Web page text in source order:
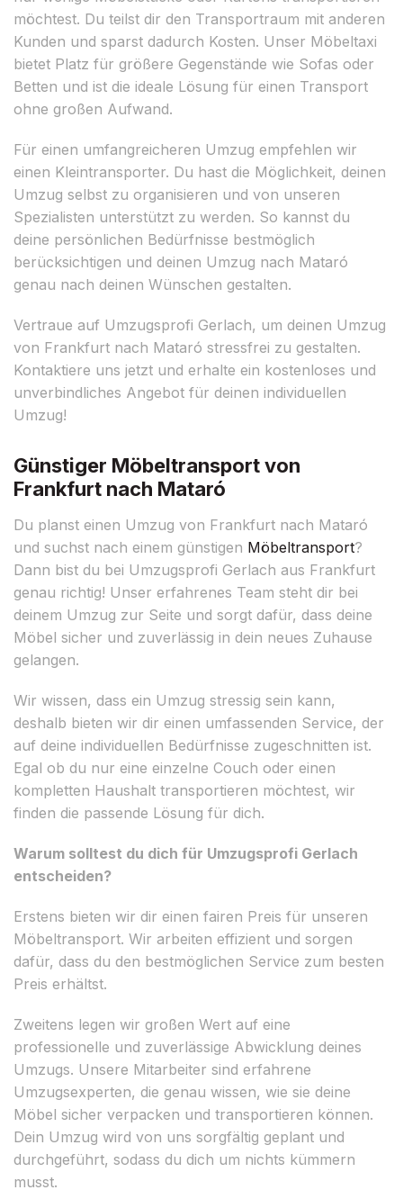
möchtest. Du teilst dir den Transportraum mit anderen
Kunden und sparst dadurch Kosten. Unser Möbeltaxi
bietet Platz für größere Gegenstände wie Sofas oder
Betten und ist die ideale Lösung für einen Transport
ohne großen Aufwand.
Für einen umfangreicheren Umzug empfehlen wir
einen Kleintransporter. Du hast die Möglichkeit, deinen
Umzug selbst zu organisieren und von unseren
Spezialisten unterstützt zu werden. So kannst du
deine persönlichen Bedürfnisse bestmöglich
berücksichtigen und deinen Umzug nach Mataró
genau nach deinen Wünschen gestalten.
Vertraue auf Umzugsprofi Gerlach, um deinen Umzug
von Frankfurt nach Mataró stressfrei zu gestalten.
Kontaktiere uns jetzt und erhalte ein kostenloses und
unverbindliches Angebot für deinen individuellen
Umzug!
Günstiger Möbeltransport von
Frankfurt nach Mataró
Du planst einen Umzug von Frankfurt nach Mataró
und suchst nach einem günstigen Möbeltransport?
Dann bist du bei Umzugsprofi Gerlach aus Frankfurt
genau richtig! Unser erfahrenes Team steht dir bei
deinem Umzug zur Seite und sorgt dafür, dass deine
Möbel sicher und zuverlässig in dein neues Zuhause
gelangen.
Wir wissen, dass ein Umzug stressig sein kann,
deshalb bieten wir dir einen umfassenden Service, der
auf deine individuellen Bedürfnisse zugeschnitten ist.
Egal ob du nur eine einzelne Couch oder einen
kompletten Haushalt transportieren möchtest, wir
finden die passende Lösung für dich.
Warum solltest du dich für Umzugsprofi Gerlach
entscheiden?
Erstens bieten wir dir einen fairen Preis für unseren
Möbeltransport. Wir arbeiten effizient und sorgen
dafür, dass du den bestmöglichen Service zum besten
Preis erhältst.
Zweitens legen wir großen Wert auf eine
professionelle und zuverlässige Abwicklung deines
Umzugs. Unsere Mitarbeiter sind erfahrene
Umzugsexperten, die genau wissen, wie sie deine
Möbel sicher verpacken und transportieren können.
Dein Umzug wird von uns sorgfältig geplant und
durchgeführt, sodass du dich um nichts kümmern
musst.